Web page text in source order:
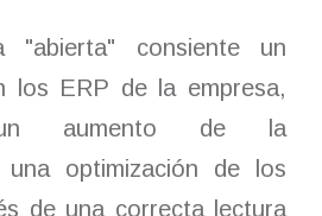
"abierta" consiente un
los ERP de la empresa,
un aumento de la
una optimización de los
de una correcta lectura